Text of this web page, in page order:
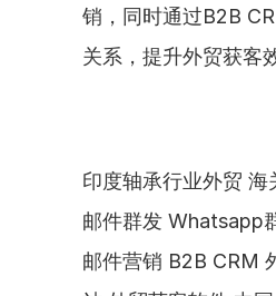
销，同时通过B2B
关系，提升外贸获客
印度轴承行业外贸 海
邮件群发 Whatsapp
邮件营销 B2B CRM